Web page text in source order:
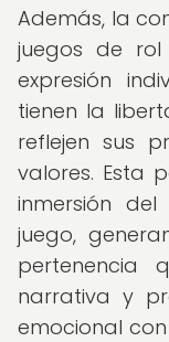
Además, la
juegos de
expresión
tienen la
reflejen sus
valores. Esta
inmersión
juego,
pertenencia
narrativa y
emocional